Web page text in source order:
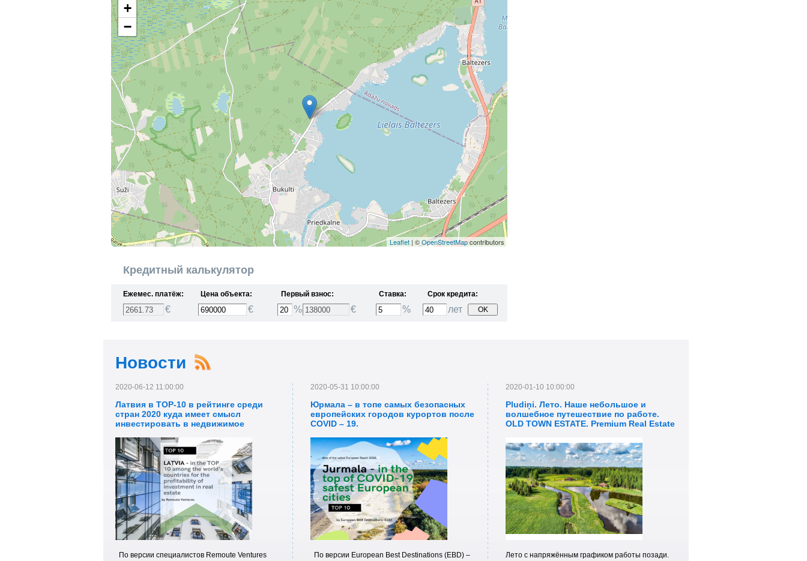
+
−
Leaflet | ©OpenStreetMapcontributors
Кредитный калькулятор
Ежемес. платёж: Цена объекта: Первый взнос: Ставка: Срок кредита:
€ € % € % лет
Новости
2020-06-12 11:00:00
Латвия в TOP-10 в рейтинге среди
стран 2020 куда имеет смысл
инвестировать в недвижимое
По версии специалистов Remoute Ventures
2020-05-31 10:00:00
Юрмала – в топе самых безопасных
европейских городов курортов после
COVID – 19.
По версии European Best Destinations (EBD) –
2020-01-10 10:00:00
Pludiņi. Лето. Наше небольшое и
волшебное путешествие по работе.
OLD TOWN ESTATE. Premium Real Estate
Лето с напряжённым графиком работы позади.